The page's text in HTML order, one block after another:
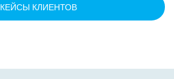
КЕЙСЫ КЛИЕНТОВ